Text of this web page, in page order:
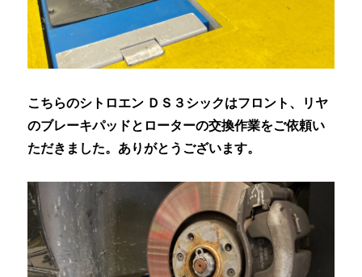
こちらのシトロエン ＤＳ３シックはフロント、リヤ
のブレーキパッドとローターの交換作業をご依頼い
ただきました。ありがとうございます。